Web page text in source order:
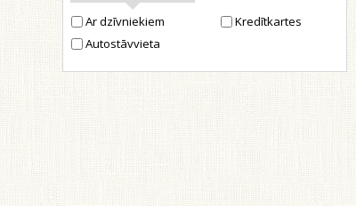
Ar dzīvniekiem
Autostāvvieta
Kredītkartes